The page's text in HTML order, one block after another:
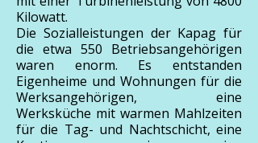
Kilowatt.
Die Sozialleistungen der Kapag für
die etwa 550 Betriebsangehörigen
waren enorm. Es entstanden
Eigenheime und Wohnungen für die
Werksangehörigen, eine
Werksküche mit warmen Mahlzeiten
für die Tag- und Nachtschicht, eine